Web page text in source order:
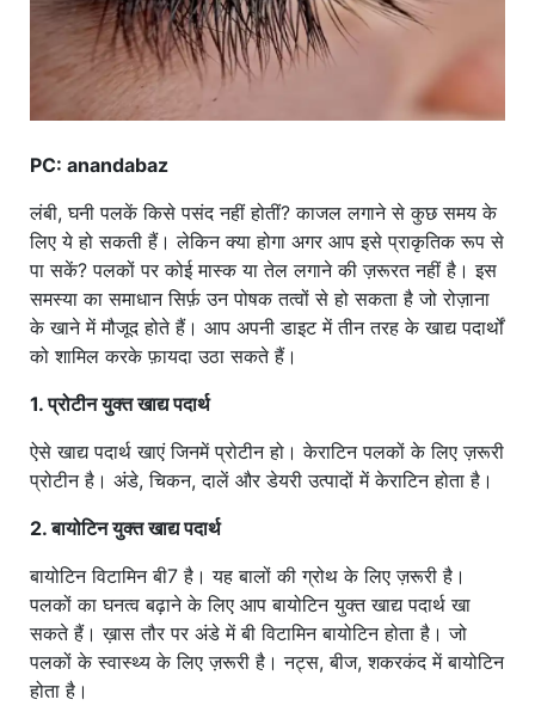
PC: anandabaz
लंबी, घनी पलकें किसे पसंद नहीं होतीं? काजल लगाने से कुछ समय के
लिए ये हो सकती हैं। लेकिन क्या होगा अगर आप इसे प्राकृतिक रूप से
पा सकें? पलकों पर कोई मास्क या तेल लगाने की ज़रूरत नहीं है। इस
समस्या का समाधान सिर्फ़ उन पोषक तत्वों से हो सकता है जो रोज़ाना
के खाने में मौजूद होते हैं। आप अपनी डाइट में तीन तरह के खाद्य पदार्थों
को शामिल करके फ़ायदा उठा सकते हैं।
1. प्रोटीन युक्त खाद्य पदार्थ
ऐसे खाद्य पदार्थ खाएं जिनमें प्रोटीन हो। केराटिन पलकों के लिए ज़रूरी
प्रोटीन है। अंडे, चिकन, दालें और डेयरी उत्पादों में केराटिन होता है।
2. बायोटिन युक्त खाद्य पदार्थ
बायोटिन विटामिन बी7 है। यह बालों की ग्रोथ के लिए ज़रूरी है।
पलकों का घनत्व बढ़ाने के लिए आप बायोटिन युक्त खाद्य पदार्थ खा
सकते हैं। ख़ास तौर पर अंडे में बी विटामिन बायोटिन होता है। जो
पलकों के स्वास्थ्य के लिए ज़रूरी है। नट्स, बीज, शकरकंद में बायोटिन
होता है।